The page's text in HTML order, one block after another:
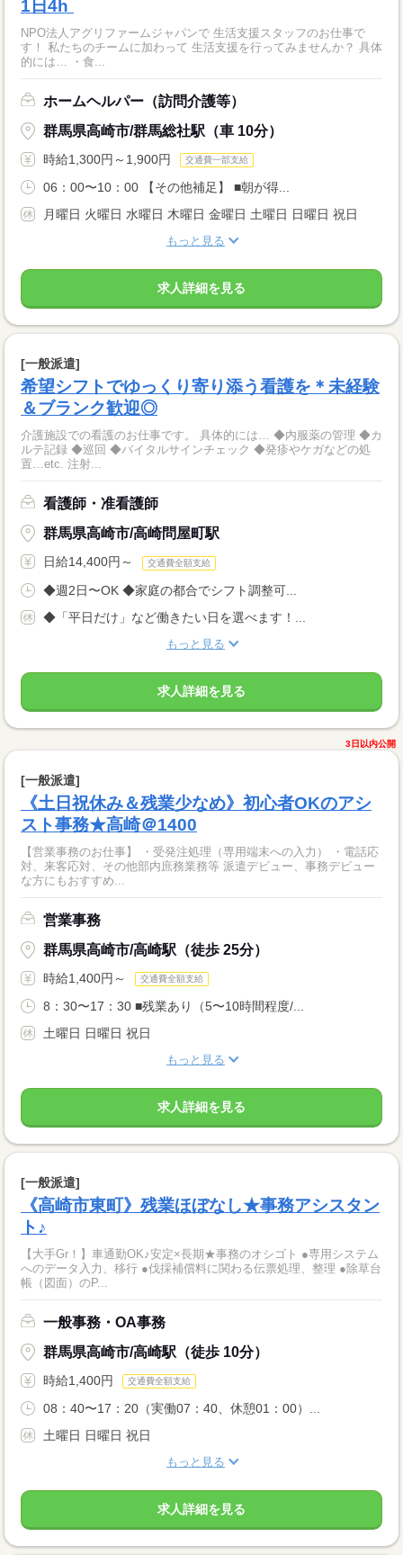
1日4h‾
NPO法人アグリファームジャパンで 生活支援スタッフのお仕事で
す！ 私たちのチームに加わって 生活支援を行ってみませんか？ 具体
的には… ・食...
ホームヘルパー（訪問介護等）
群馬県高崎市/群馬総社駅（車 10分）
時給1,300円～1,900円 交通費一部支給
06：00〜10：00 【その他補足】 ■朝が得...
月曜日 火曜日 水曜日 木曜日 金曜日 土曜日 日曜日 祝日
もっと見る
求人詳細を見る
[一般派遣]
希望シフトでゆっくり寄り添う看護を＊未経験
＆ブランク歓迎◎
介護施設での看護のお仕事です。 具体的には… ◆内服薬の管理 ◆カ
ルテ記録 ◆巡回 ◆バイタルサインチェック ◆発疹やケガなどの処
置…etc. 注射...
看護師・准看護師
群馬県高崎市/高崎問屋町駅
日給14,400円～ 交通費全額支給
◆週2日〜OK ◆家庭の都合でシフト調整可...
◆「平日だけ」など働きたい日を選べます！...
もっと見る
求人詳細を見る
3日以内公開
[一般派遣]
《土日祝休み＆残業少なめ》初心者OKのアシ
スト事務★高崎＠1400
【営業事務のお仕事】 ・受発注処理（専用端末への入力） ・電話応
対、来客応対、その他部内庶務業務等 派遣デビュー、事務デビュー
な方にもおすすめ...
営業事務
群馬県高崎市/高崎駅（徒歩 25分）
時給1,400円～ 交通費全額支給
8：30〜17：30 ■残業あり（5〜10時間程度/...
土曜日 日曜日 祝日
もっと見る
求人詳細を見る
[一般派遣]
《高崎市東町》残業ほぼなし★事務アシスタン
ト♪
【大手Gr！】車通勤OK♪安定×長期★事務のオシゴト ●専用システム
へのデータ入力、移行 ●伐採補償料に関わる伝票処理、整理 ●除草台
帳（図面）のP...
一般事務・OA事務
群馬県高崎市/高崎駅（徒歩 10分）
時給1,400円 交通費全額支給
08：40〜17：20（実働07：40、休憩01：00）...
土曜日 日曜日 祝日
もっと見る
求人詳細を見る